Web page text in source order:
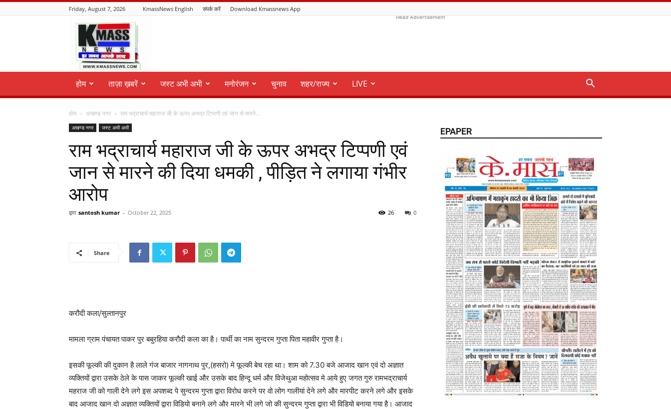
Friday, August 7, 2026 KmassNews English संपर्क करें Download Kmassnews App
KmassNews
Head Advertisement
होम ताज़ा ख़बरें जस्ट अभी अभी मनोरंजन चुनाव शहर/राज्य LIVE
होम अखण्ड नगर राम भद्राचार्य महाराज जी के ऊपर अभद्र टिप्पणी एवं जान से मारने...
अखण्ड नगर जस्ट अभी अभी
राम भद्राचार्य महाराज जी के ऊपर अभद्र टिप्पणी एवं
जान से मारने की दिया धमकी , पीड़ित ने लगाया गंभीर
आरोप
द्वारा santosh kumar - October 22, 2025 0
26
Share
करौदी कला/सुल्तानपुर
मामला ग्राम पंचायत पाकर पुर बबुरहिया करौदी कला का है। पार्थी का नाम सुन्दरम गुप्ता पिता महावीर गुप्ता है।
इसकी फूल्की की दुकान है लाले गंज बाजार नागनाथ पुर,(हसरो) मे फूल्की बेच रहा था। शाम को 7.30 बजे आजाद खान एवं दो अज्ञात
व्यक्तियों द्वारा उसके ठेले के पास जाकर फूल्की खाई और उसके बाद हिन्दू धर्म और विजेथुआ महोत्सव मे आये हुए जगत गुरु रामभद्राचार्य
महराज जी को गाली देने लगे इस अपशब्द पे सुन्दरम गुप्ता द्वारा विरोध करने पर वो लोग गालीयां देने लगे और मारपीट करने लगे और इसके
बाद आजाद खान दो अज्ञात व्यक्तियों द्वारा विडियो बनाने लगे और मारने भी लगे जो की सुन्दरम गुप्ता द्वारा भी विडियो बनाया गया है। आजाद
EPAPER